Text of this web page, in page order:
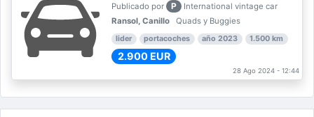
Publicado por P
International vintage car
Ransol, Canillo
Quads y Buggies
lider portacoches año 2023 1.500 km
2.900 EUR
28 Ago 2024 - 12:44